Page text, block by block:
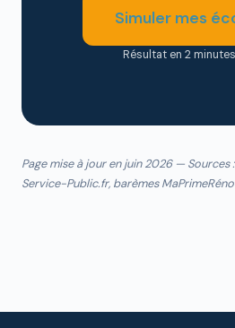
Simuler mes
Résultat en 2
Page mise à jour en juin 2026 — Sources
Service-Public.fr, barèmes